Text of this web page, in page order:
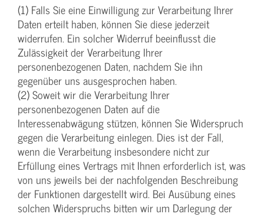
(1) Falls Sie eine Einwilligung zur Verarbeitung Ihrer
Daten erteilt haben, können Sie diese jederzeit
widerrufen. Ein solcher Widerruf beeinflusst die
Zulässigkeit der Verarbeitung Ihrer
personenbezogenen Daten, nachdem Sie ihn
gegenüber uns ausgesprochen haben.
(2) Soweit wir die Verarbeitung Ihrer
personenbezogenen Daten auf die
Interessenabwägung stützen, können Sie Widerspruch
gegen die Verarbeitung einlegen. Dies ist der Fall,
wenn die Verarbeitung insbesondere nicht zur
Erfüllung eines Vertrags mit Ihnen erforderlich ist, was
von uns jeweils bei der nachfolgenden Beschreibung
der Funktionen dargestellt wird. Bei Ausübung eines
solchen Widerspruchs bitten wir um Darlegung der